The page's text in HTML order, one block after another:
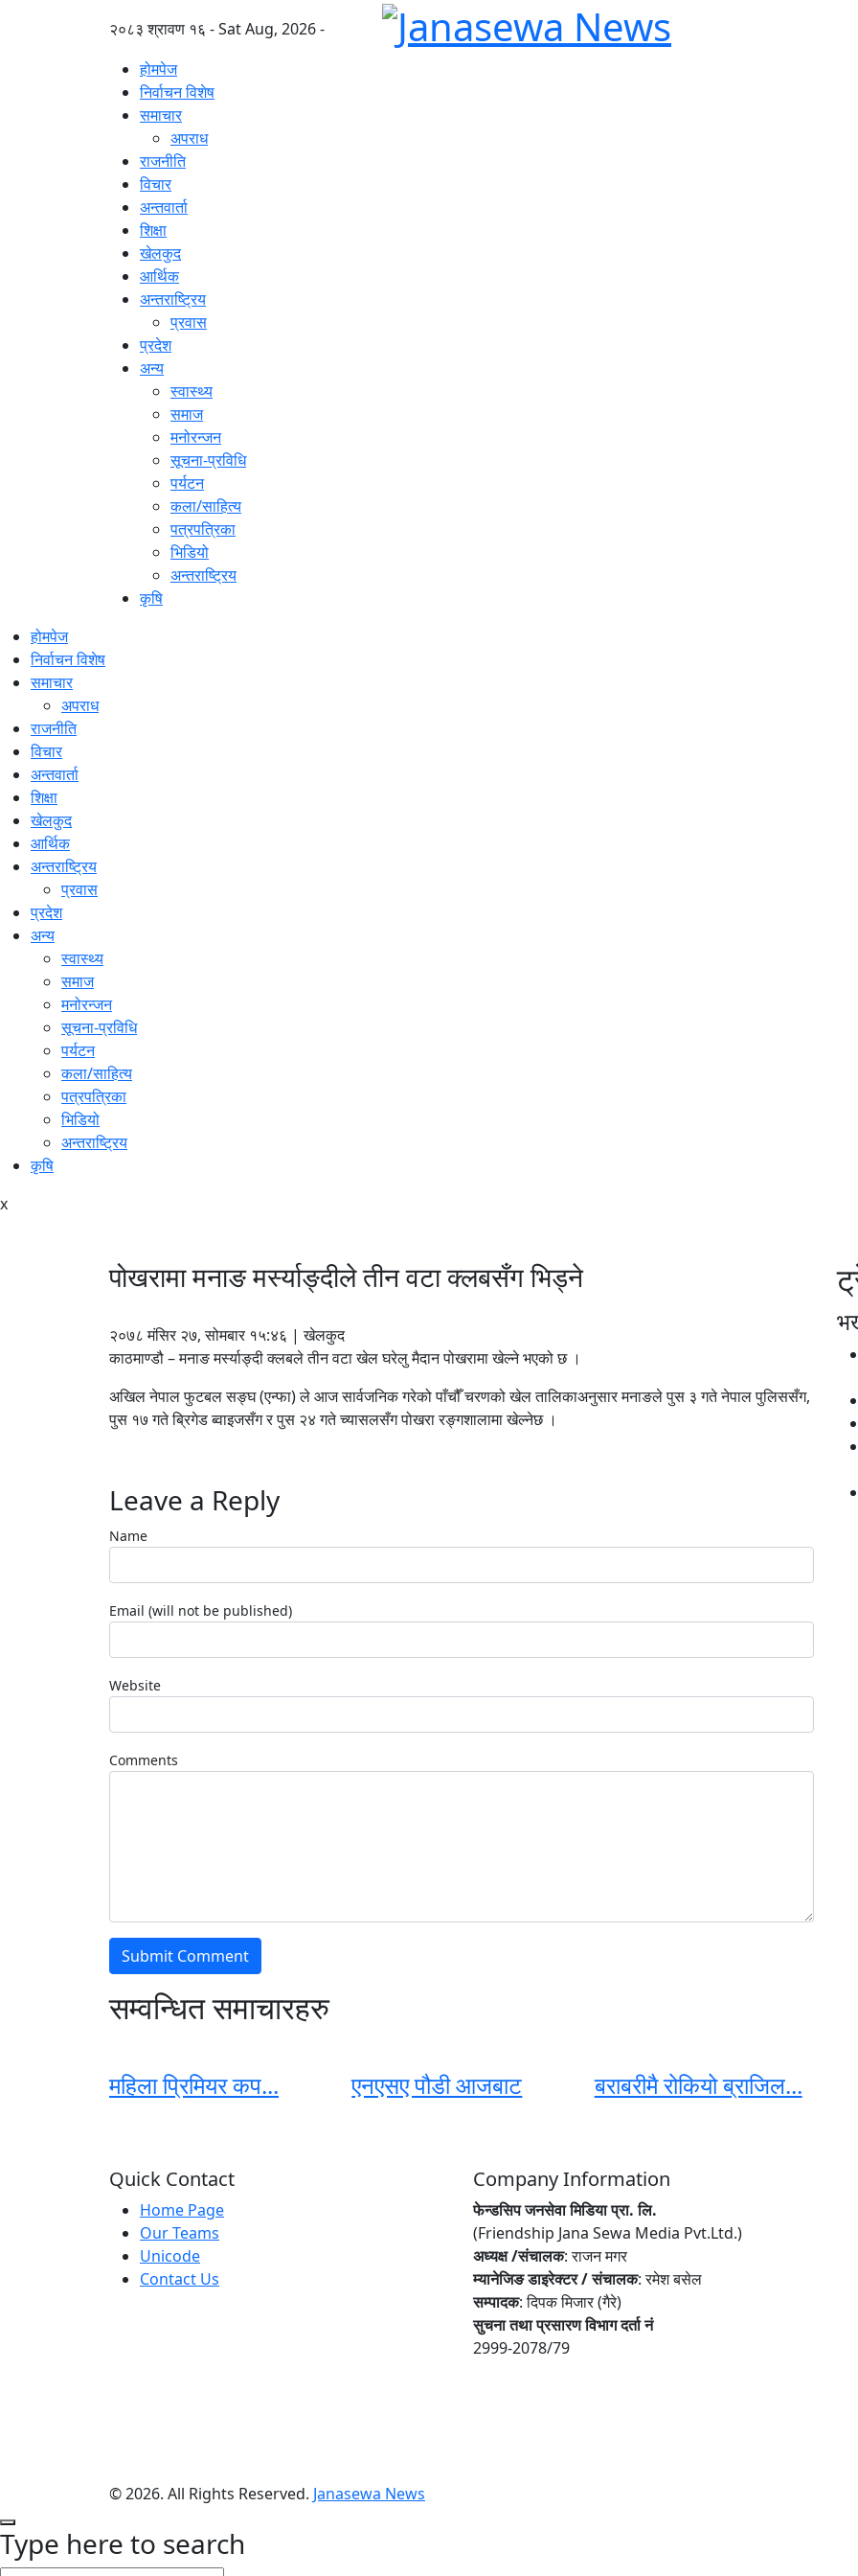
२०८३ श्रावण १६ - Sat Aug, 2026 -
होमपेज
निर्वाचन विशेष
समाचार
अपराध
राजनीति
विचार
अन्तवार्ता
शिक्षा
खेलकुद
आर्थिक
अन्तराष्ट्रिय
प्रवास
प्रदेश
अन्य
स्वास्थ्य
समाज
मनोरन्जन
सूचना-प्रविधि
पर्यटन
कला/साहित्य
पत्रपत्रिका
भिडियो
अन्तराष्ट्रिय
कृषि
होमपेज
निर्वाचन विशेष
समाचार
अपराध
राजनीति
विचार
अन्तवार्ता
शिक्षा
खेलकुद
आर्थिक
अन्तराष्ट्रिय
प्रवास
प्रदेश
अन्य
स्वास्थ्य
समाज
मनोरन्जन
सूचना-प्रविधि
पर्यटन
कला/साहित्य
पत्रपत्रिका
भिडियो
अन्तराष्ट्रिय
कृषि
x
पोखरामा मनाङ मर्स्याङ्दीले तीन वटा क्लबसँग भिड्ने
२०७८ मंसिर २७, सोमबार १५:४६ | खेलकुद
काठमाण्डौ – मनाङ मर्स्याङ्दी क्लबले तीन वटा खेल घरेलु मैदान पोखरामा खेल्ने भएको छ ।
अखिल नेपाल फुटबल सङ्घ (एन्फा) ले आज सार्वजनिक गरेको पाँचौँ चरणको खेल तालिकाअनुसार मनाङले पुस ३ गते नेपाल पुलिससँग,
पुस १७ गते ब्रिगेड ब्वाइजसँग र पुस २४ गते च्यासलसँग पोखरा रङ्गशालामा खेल्नेछ ।
Leave a Reply
Name
Email (will not be published)
Website
Comments
सम्वन्धित समाचारहरु
महिला प्रिमियर कप... एनएसए पौडी आजबाट बराबरीमै रोकियो ब्राजिल...
Quick Contact
Home Page
Our Teams
Unicode
Contact Us
Company Information
फेन्डसिप जनसेवा मिडिया प्रा. लि.
(Friendship Jana Sewa Media Pvt.Ltd.)
अध्यक्ष /संचालक: राजन मगर
म्यानेजिङ डाइरेक्टर / संचालक: रमेश बसेल
सम्पादक: दिपक मिजार (गैरे)
सुचना तथा प्रसारण विभाग दर्ता नं
2999-2078/79
© 2026. All Rights Reserved. Janasewa News
Type here to search